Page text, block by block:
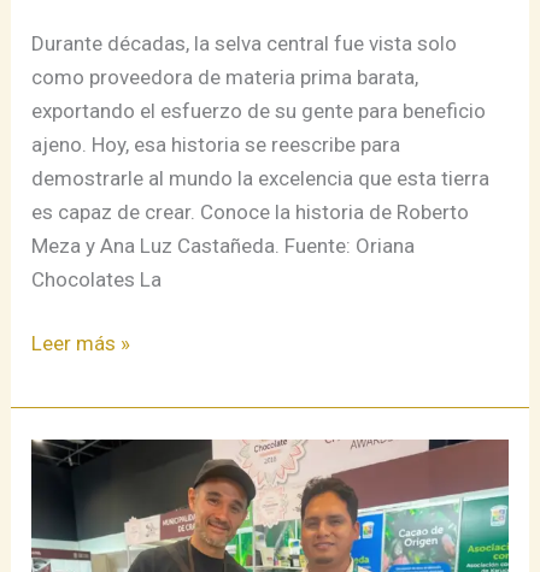
Durante décadas, la selva central fue vista solo
como proveedora de materia prima barata,
exportando el esfuerzo de su gente para beneficio
ajeno. Hoy, esa historia se reescribe para
demostrarle al mundo la excelencia que esta tierra
es capaz de crear. Conoce la historia de Roberto
Meza y Ana Luz Castañeda. Fuente: Oriana
Chocolates La
Leer más »
El
la